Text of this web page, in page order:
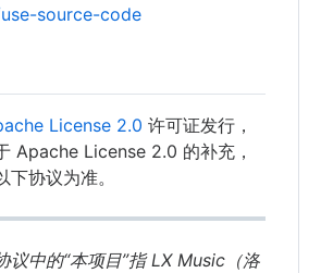
source-code
License 2.0 许可证发行，
Apache License 2.0 的补充，
协议为准。
议中的“本项目”指 LX Music（洛